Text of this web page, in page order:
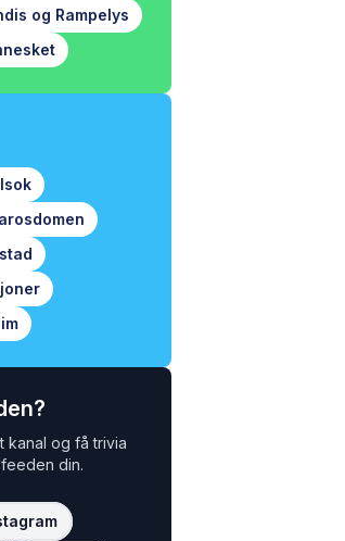
og Rampelys
kanal og få trivia
din.